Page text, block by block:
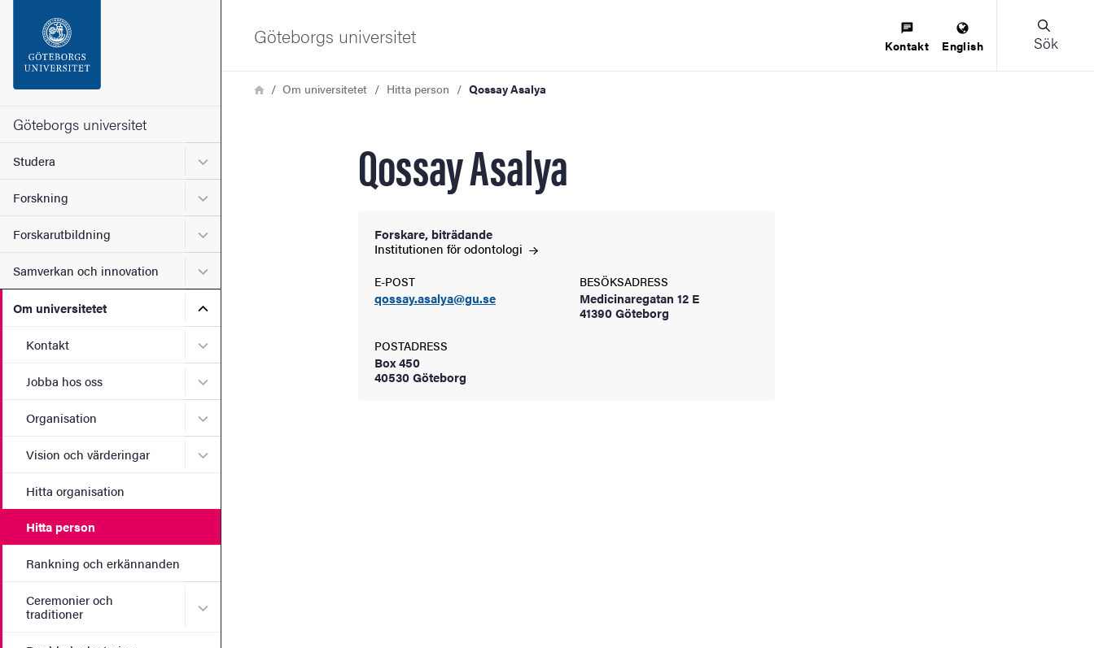
Sidfoten
Om webbplatsen
Göteborgs universitet
Studera Undermeny för Studera
Forskning Undermeny för Forskning
Forskarutbildning Undermeny för Forskarutbildning
Samverkan och innovation Undermeny för Samverkan och innovation
Om universitetet Undermeny för Om universitetet
Kontakt Undermeny för Kontakt
Jobba hos oss Undermeny för Jobba hos oss
Organisation Undermeny för Organisation
Vision och värderingar Undermeny för Vision och värderingar
Hitta organisation
Hitta person
Rankning och erkännanden
Ceremonier och
traditioner
Undermeny för Ceremonier och traditioner
Göteborgs universitet Kontakt English Sök
LänkstigHemOm universitetet Hitta person Qossay Asalya
Qossay Asalya
Forskare, biträdande
Institutionen förodontologi
E-POST
qossay.asalya@gu.se
BESÖKSADRESS
Medicinaregatan 12 E
41390 Göteborg
POSTADRESS
Box 450
40530 Göteborg